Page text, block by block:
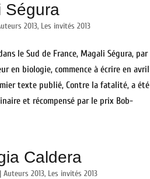
Ségura
2013, Les invités 2013
le Sud de France, Magali Ségura, par
en biologie, commence à écrire en avril
texte publié, Contre la fatalité, a été
et récompensé par le prix Bob-
Caldera
Auteurs 2013, Les invités 2013